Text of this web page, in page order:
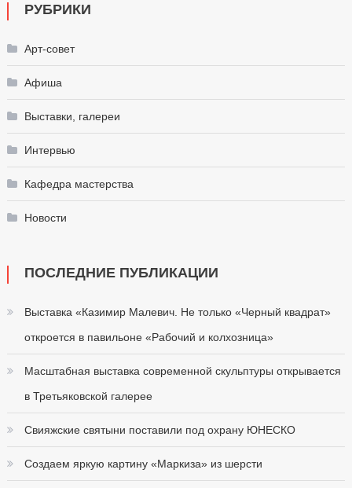
РУБРИКИ
Арт-совет
Афиша
Выставки, галереи
Интервью
Кафедра мастерства
Новости
ПОСЛЕДНИЕ ПУБЛИКАЦИИ
Выставка «Казимир Малевич. Не только «Черный квадрат»
откроется в павильоне «Рабочий и колхозница»
Масштабная выставка современной скульптуры открывается
в Третьяковской галерее
Свияжские святыни поставили под охрану ЮНЕСКО
Создаем яркую картину «Маркиза» из шерсти